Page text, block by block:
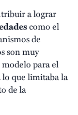
a lograr
como el
de
son muy
para el
que limitaba la
de la